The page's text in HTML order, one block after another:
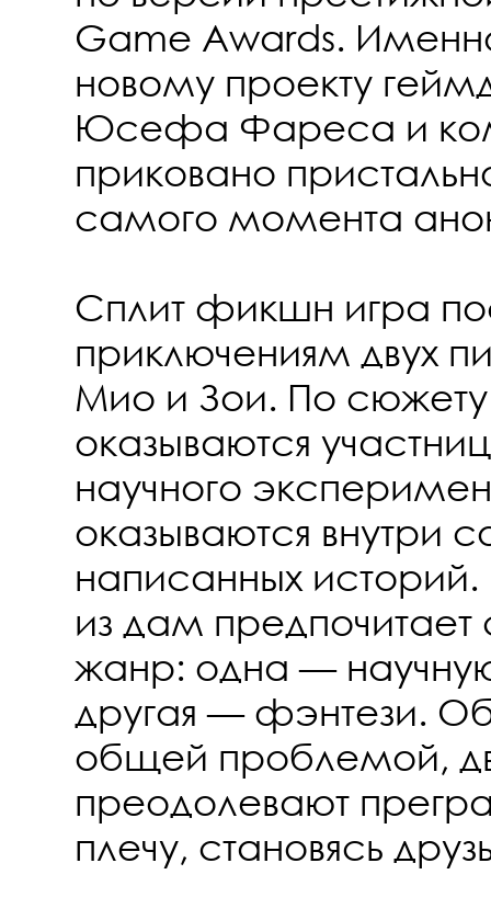
Game Awards.
новому проекту
Юсефа Фареса и
приковано
самого момента
Сплит фикшн игра
приключениям двух
Мио и Зои. По
оказываются
научного
оказываются внутри
написанных
из дам предпочитает
жанр: одна —
другая — фэнтези.
общей проблемой,
преодолевают
плечу, становясь